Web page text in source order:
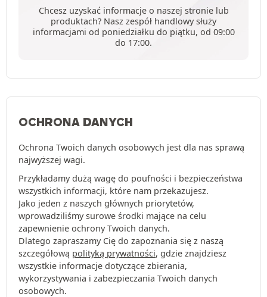
Chcesz uzyskać informacje o naszej stronie lub
produktach? Nasz zespół handlowy służy
informacjami od poniedziałku do piątku, od 09:00
do 17:00.
OCHRONA DANYCH
Ochrona Twoich danych osobowych jest dla nas sprawą
najwyższej wagi.
Przykładamy dużą wagę do poufności i bezpieczeństwa
wszystkich informacji, które nam przekazujesz.
Jako jeden z naszych głównych priorytetów,
wprowadziliśmy surowe środki mające na celu
zapewnienie ochrony Twoich danych.
Dlatego zapraszamy Cię do zapoznania się z naszą
szczegółową polityką prywatności, gdzie znajdziesz
wszystkie informacje dotyczące zbierania,
wykorzystywania i zabezpieczania Twoich danych
osobowych.